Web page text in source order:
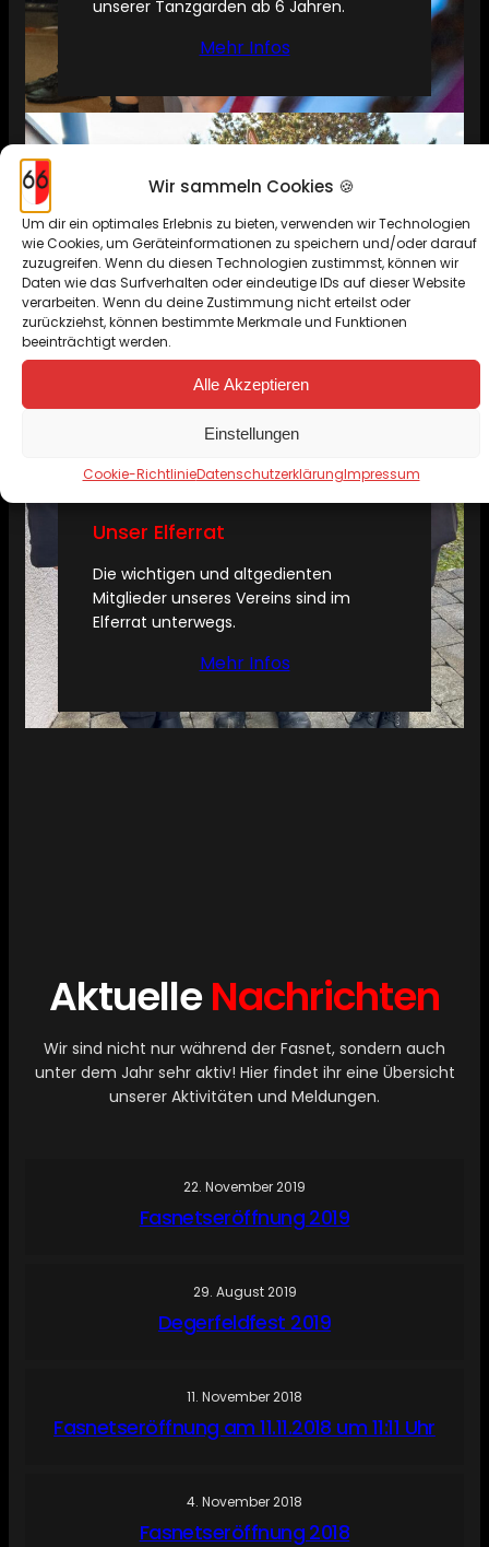
Wir sammeln Cookies 🍪
Um dir ein optimales Erlebnis zu bieten, verwenden wir Technologien
wie Cookies, um Geräteinformationen zu speichern und/oder darauf
zuzugreifen. Wenn du diesen Technologien zustimmst, können wir
Daten wie das Surfverhalten oder eindeutige IDs auf dieser Website
verarbeiten. Wenn du deine Zustimmung nicht erteilst oder
zurückziehst, können bestimmte Merkmale und Funktionen
beeinträchtigt werden.
Alle Akzeptieren
Einstellungen
Cookie-RichtlinieDatenschutzerklärungImpressum
unserer Tanzgarden ab 6 Jahren.
Mehr Infos
Unser Elferrat
Die wichtigen und altgedienten
Mitglieder unseres Vereins sind im
Elferrat unterwegs.
Mehr Infos
AktuelleNachrichten
Wir sind nicht nur während der Fasnet, sondern auch
unter dem Jahr sehr aktiv! Hier findet ihr eine Übersicht
unserer Aktivitäten und Meldungen.
22. November 2019
Fasnetseröffnung 2019
29. August 2019
Degerfeldfest 2019
11. November 2018
Fasnetseröffnung am 11.11.2018 um 11:11 Uhr
4. November 2018
Fasnetseröffnung 2018